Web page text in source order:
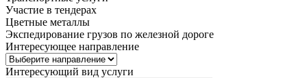
Участие в тендерах
Цветные металлы
Экспедирование грузов по железной дороге
Интересующее направление
Интересующий вид услуги